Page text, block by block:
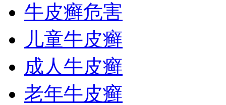
牛皮癣危害
儿童牛皮癣
成人牛皮癣
老年牛皮癣